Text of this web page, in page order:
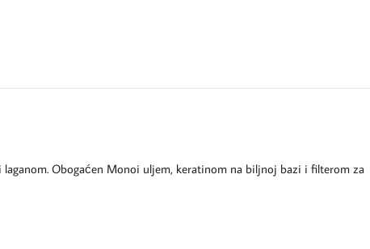
Obogaćen Monoi uljem, keratinom na biljnoj bazi i filterom za